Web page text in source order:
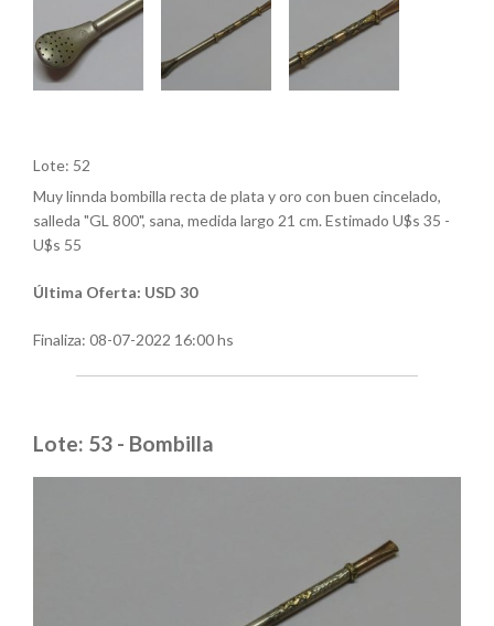
Lote: 52
Muy linnda bombilla recta de plata y oro con buen cincelado,
salleda "GL 800", sana, medida largo 21 cm. Estimado U$s 35 -
U$s 55
Última Oferta: USD 30
Finaliza: 08-07-2022 16:00 hs
Lote: 53 - Bombilla